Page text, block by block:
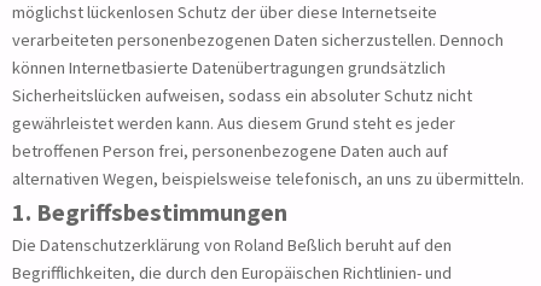
möglichst lückenlosen Schutz der über diese Internetseite
verarbeiteten personenbezogenen Daten sicherzustellen. Dennoch
können Internetbasierte Datenübertragungen grundsätzlich
Sicherheitslücken aufweisen, sodass ein absoluter Schutz nicht
gewährleistet werden kann. Aus diesem Grund steht es jeder
betroffenen Person frei, personenbezogene Daten auch auf
alternativen Wegen, beispielsweise telefonisch, an uns zu übermitteln.
1. Begriffsbestimmungen
Die Datenschutzerklärung von Roland Beßlich beruht auf den
Begrifflichkeiten, die durch den Europäischen Richtlinien- und